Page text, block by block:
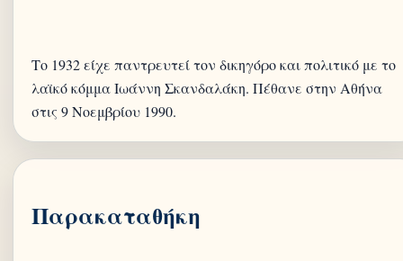
Το 1932 είχε παντρευτεί τον δικηγόρο και πολιτικό με το
λαϊκό κόμμα Ιωάννη Σκανδαλάκη. Πέθανε στην Αθήνα
Παρακαταθήκη